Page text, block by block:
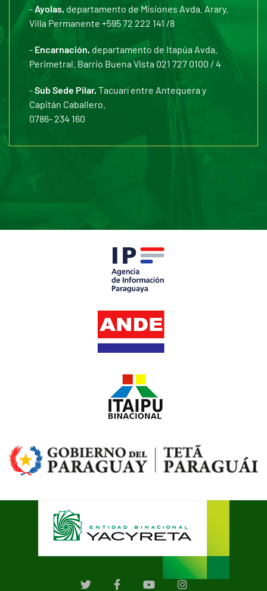
- Ayolas, departamento de Misiones Avda. Arary.
Villa Permanente +595 72 222 141 /8
- Encarnación, departamento de Itapúa Avda.
Perimetral. Barrio Buena Vista 021 727 0100 / 4
-Sub Sede Pilar, Tacuarí entre Antequera y
Capitán Caballero.
0786- 234 160